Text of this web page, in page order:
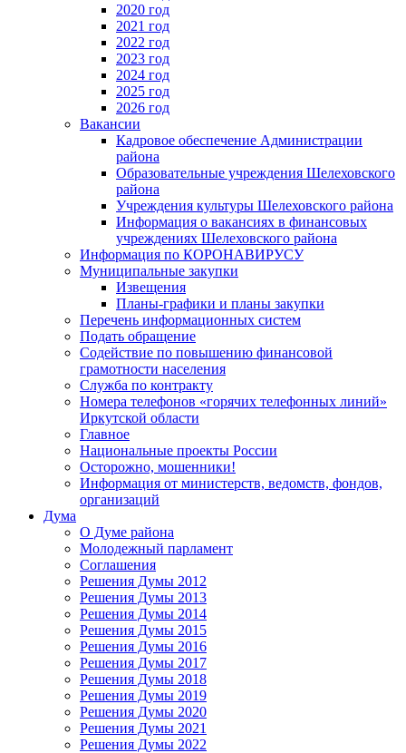
2020 год
2021 год
2022 год
2023 год
2024 год
2025 год
2026 год
Вакансии
Кадровое обеспечение Администрации
района
Образовательные учреждения Шелеховского
района
Учреждения культуры Шелеховского района
Информация о вакансиях в финансовых
учреждениях Шелеховского района
Информация по КОРОНАВИРУСУ
Муниципальные закупки
Извещения
Планы-графики и планы закупки
Перечень информационных систем
Подать обращение
Содействие по повышению финансовой
грамотности населения
Служба по контракту
Номера телефонов «горячих телефонных линий»
Иркутской области
Главное
Национальные проекты России
Осторожно, мошенники!
Информация от министерств, ведомств, фондов,
организаций
Дума
О Думе района
Молодежный парламент
Соглашения
Решения Думы 2012
Решения Думы 2013
Решения Думы 2014
Решения Думы 2015
Решения Думы 2016
Решения Думы 2017
Решения Думы 2018
Решения Думы 2019
Решения Думы 2020
Решения Думы 2021
Решения Думы 2022